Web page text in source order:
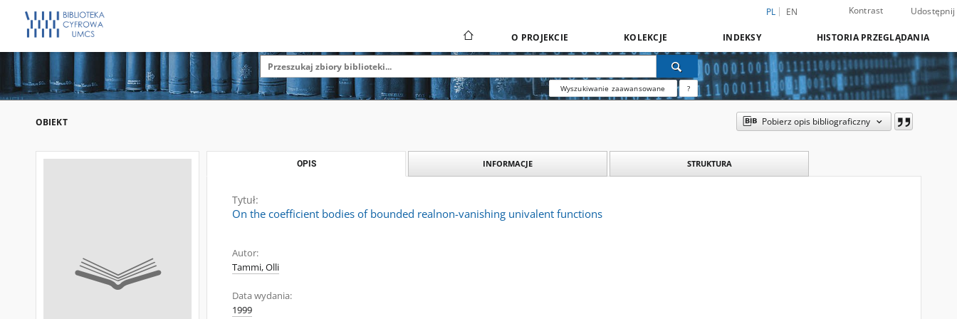
PL EN Kontrast Udostępnij
O PROJEKCIE KOLEKCJE INDEKSY HISTORIA PRZEGLĄDANIA
Wyszukiwanie zaawansowane ?
OBIEKT Pobierz opis bibliograficzny
OPIS INFORMACJE STRUKTURA
Tytuł:
On the coefficient bodies of bounded realnon-vanishing univalent functions
Autor:
Tammi, Olli
Data wydania:
1999